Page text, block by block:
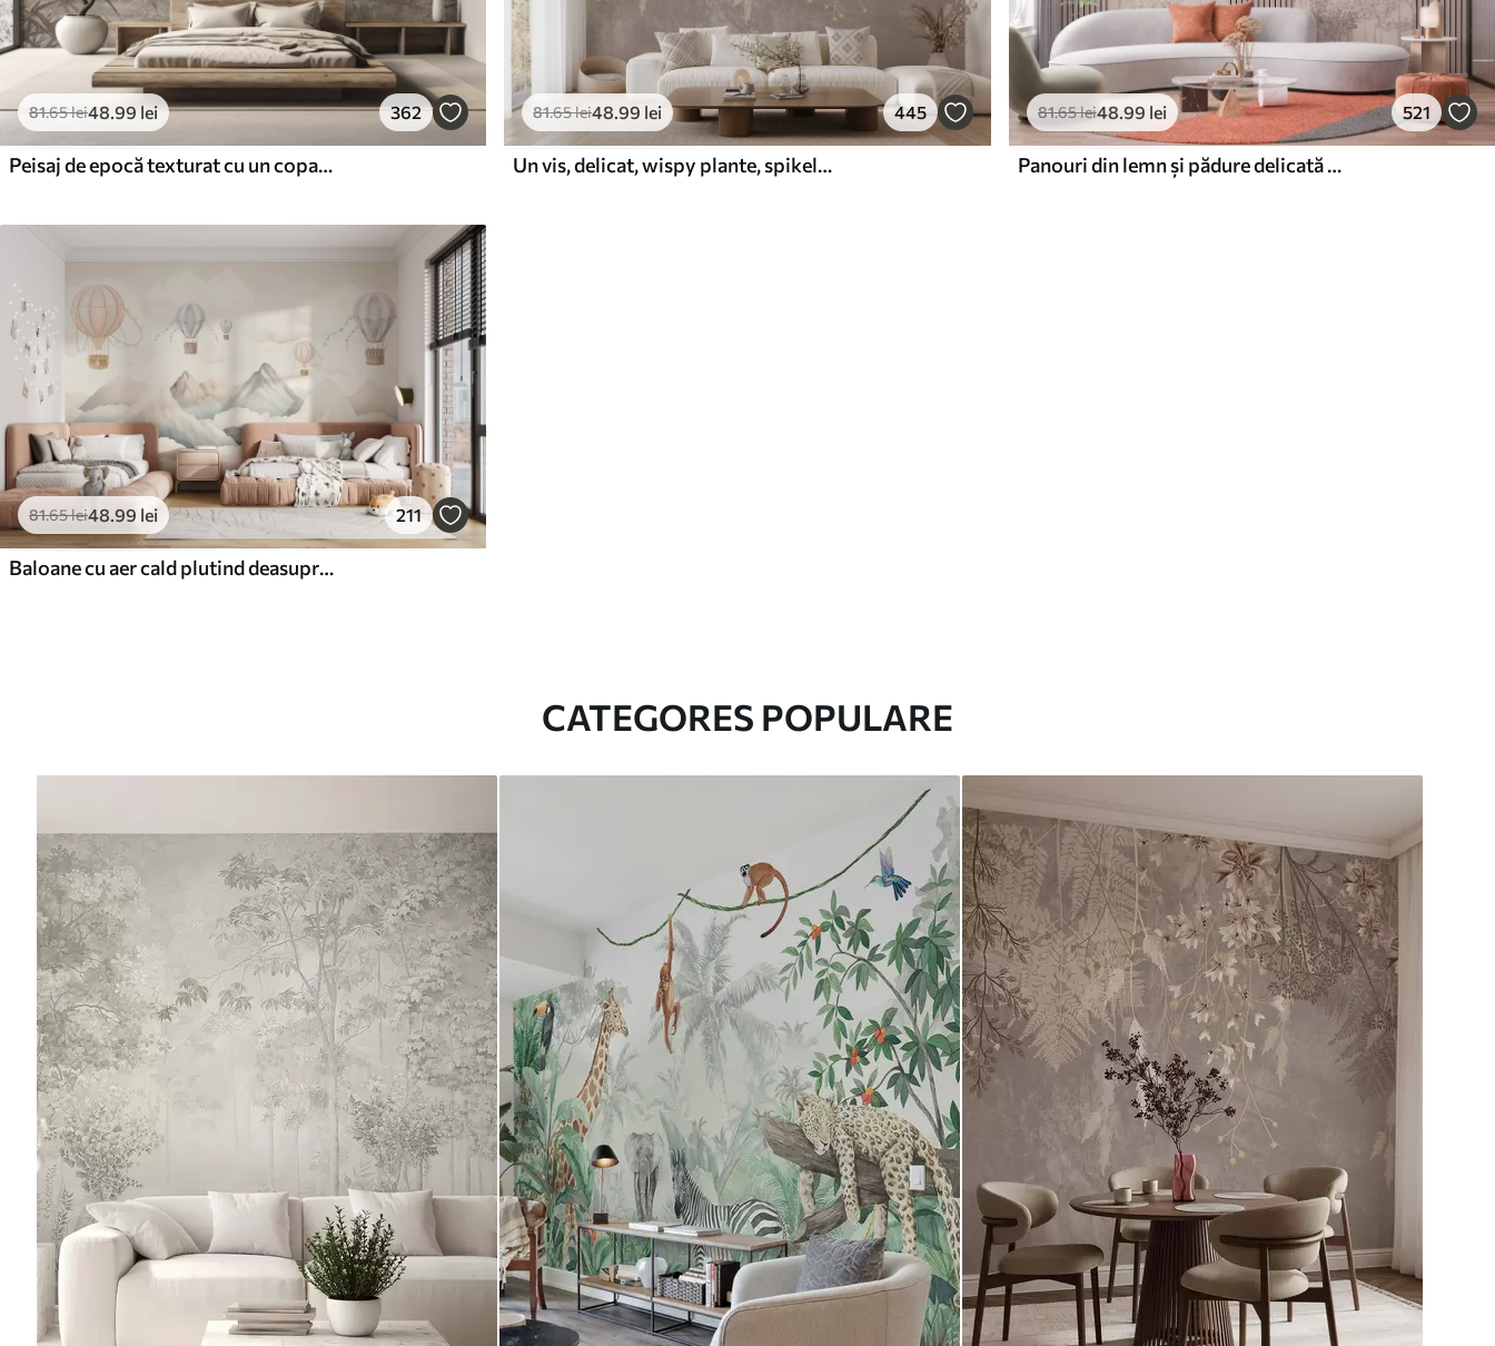
81.65lei48 .99 lei 362
Peisaj de epocă texturat cu un copac lângă râu și un cer înnorat, arta naturii în tonuri sepia
81.65lei48 .99 lei 445
Un vis, delicat, wispy plante, spikelets și flori în culori pastelate maro pe un fundal cețos, texturat
81.65lei48.99 lei 521
Panouri din lemn și pădure delicată în tonuri roz
81.65lei48.99 lei 211
Baloane cu aer cald plutind deasupra munților în tonuri pastelate neutre și moi
CATEGORES POPULARE